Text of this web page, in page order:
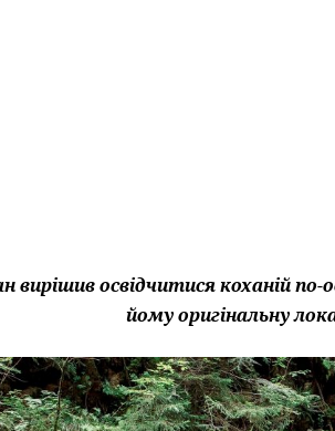
вирішив освідчитися коханій
йому оригінальну